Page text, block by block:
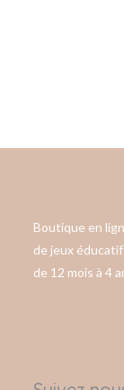
Boutique en
de jeux
de 12 mois à 4